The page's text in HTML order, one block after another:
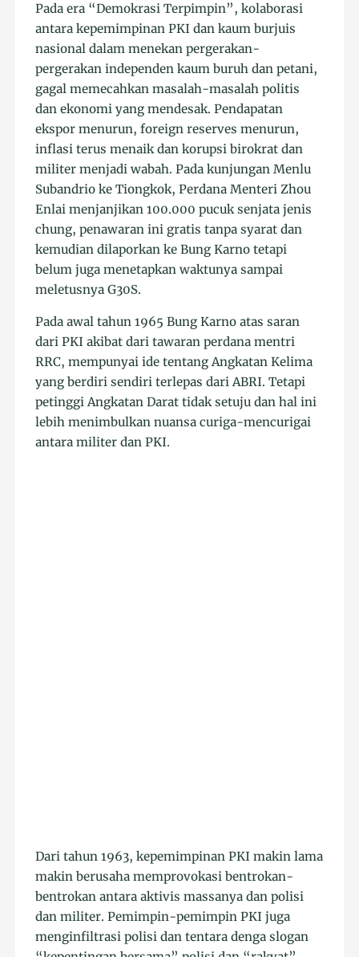
Pada era “Demokrasi Terpimpin”, kolaborasi
antara kepemimpinan PKI dan kaum burjuis
nasional dalam menekan pergerakan-
pergerakan independen kaum buruh dan petani,
gagal memecahkan masalah-masalah politis
dan ekonomi yang mendesak. Pendapatan
ekspor menurun, foreign reserves menurun,
inflasi terus menaik dan korupsi birokrat dan
militer menjadi wabah. Pada kunjungan Menlu
Subandrio ke Tiongkok, Perdana Menteri Zhou
Enlai menjanjikan 100.000 pucuk senjata jenis
chung, penawaran ini gratis tanpa syarat dan
kemudian dilaporkan ke Bung Karno tetapi
belum juga menetapkan waktunya sampai
meletusnya G30S.
Pada awal tahun 1965 Bung Karno atas saran
dari PKI akibat dari tawaran perdana mentri
RRC, mempunyai ide tentang Angkatan Kelima
yang berdiri sendiri terlepas dari ABRI. Tetapi
petinggi Angkatan Darat tidak setuju dan hal ini
lebih menimbulkan nuansa curiga-mencurigai
antara militer dan PKI.
Dari tahun 1963, kepemimpinan PKI makin lama
makin berusaha memprovokasi bentrokan-
bentrokan antara aktivis massanya dan polisi
dan militer. Pemimpin-pemimpin PKI juga
menginfiltrasi polisi dan tentara denga slogan